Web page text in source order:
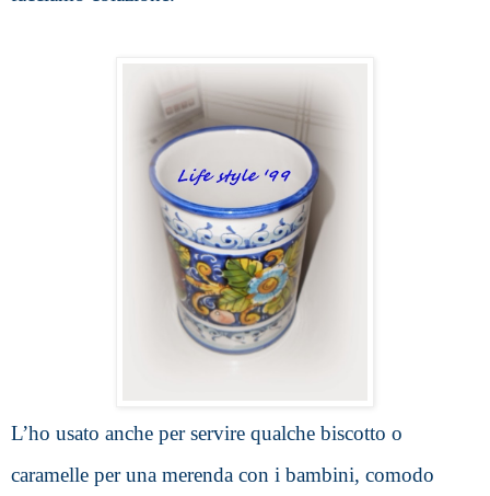
L’ho usato anche per servire qualche biscotto o
caramelle per una merenda con i bambini, comodo